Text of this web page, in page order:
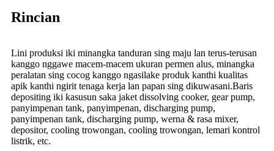
Rincian
Lini produksi iki minangka tanduran sing maju lan terus-terusan
kanggo nggawe macem-macem ukuran permen alus, minangka
peralatan sing cocog kanggo ngasilake produk kanthi kualitas
apik kanthi ngirit tenaga kerja lan papan sing dikuwasani.Baris
depositing iki kasusun saka jaket dissolving cooker, gear pump,
panyimpenan tank, panyimpenan, discharging pump,
panyimpenan tank, discharging pump, werna & rasa mixer,
depositor, cooling trowongan, cooling trowongan, lemari kontrol
listrik, etc.